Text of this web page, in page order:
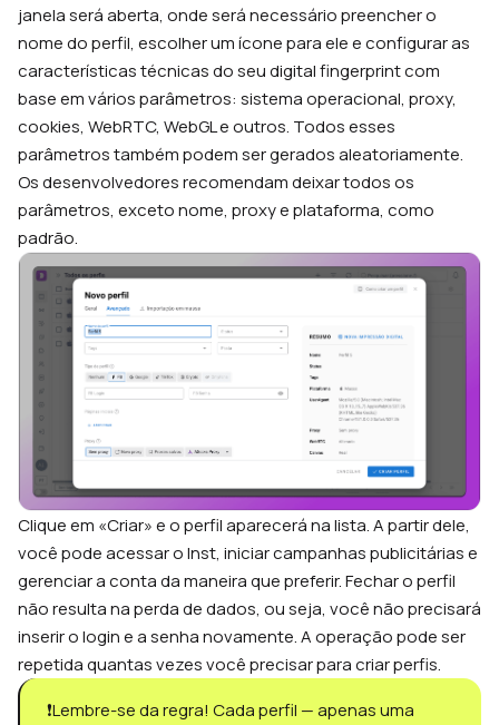
janela será aberta, onde será necessário preencher o
nome do perfil, escolher um ícone para ele e configurar as
características técnicas do seu digital fingerprint com
base em vários parâmetros: sistema operacional, proxy,
cookies, WebRTC, WebGL e outros. Todos esses
parâmetros também podem ser gerados aleatoriamente.
Os desenvolvedores recomendam deixar todos os
parâmetros, exceto nome, proxy e plataforma, como
padrão.
Clique em «Criar» e o perfil aparecerá na lista. A partir dele,
você pode acessar o Inst, iniciar campanhas publicitárias e
gerenciar a conta da maneira que preferir. Fechar o perfil
não resulta na perda de dados, ou seja, você não precisará
inserir o login e a senha novamente. A operação pode ser
repetida quantas vezes você precisar para criar perfis.
❗️Lembre-se da regra! Cada perfil — apenas uma